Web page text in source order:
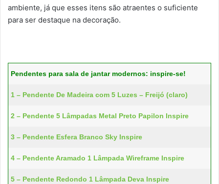
ambiente, já que esses itens são atraentes o suficiente
para ser destaque na decoração.
Pendentes para sala de jantar modernos: inspire-se!
1 – Pendente De Madeira com 5 Luzes – Freijó (claro)
2 – Pendente 5 Lâmpadas Metal Preto Papilon Inspire
3 – Pendente Esfera Branco Sky Inspire
4 – Pendente Aramado 1 Lâmpada Wireframe Inspire
5 – Pendente Redondo 1 Lâmpada Deva Inspire